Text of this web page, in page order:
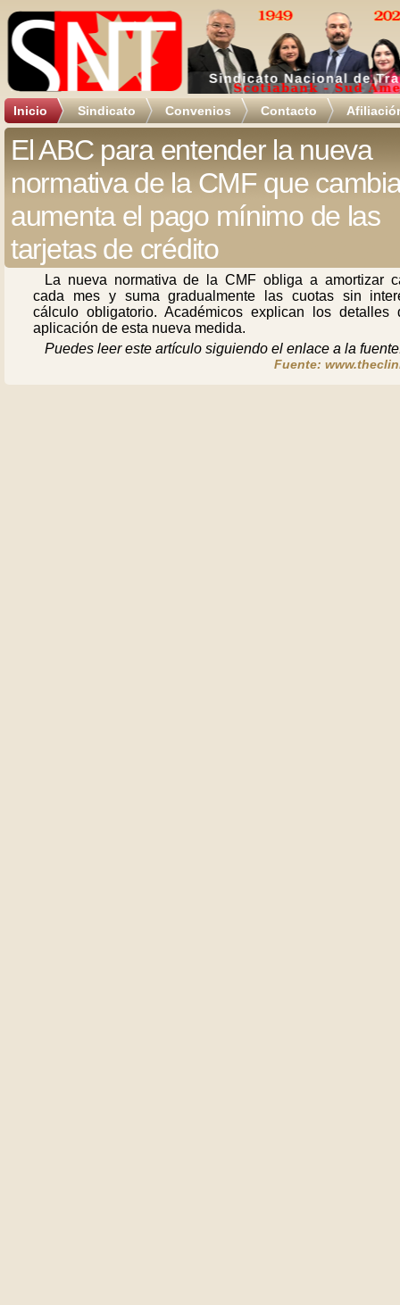
Inicio Sindicato Convenios Contacto
El ABC para entender la nueva
normativa de la CMF que
aumenta el pago mínimo de las
tarjetas de crédito
La nueva normativa de la CMF obliga a amortizar
cada mes y suma gradualmente las cuotas sin
cálculo obligatorio. Académicos explican los detalles
aplicación de esta nueva medida.
Puedes leer este artículo siguiendo el enlace a la
Fuente: